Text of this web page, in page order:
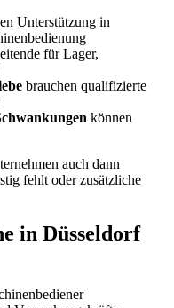
Unterstützung in
für Lager,
brauchen qualifizierte
können
auch dann
fehlt oder zusätzliche
in Düsseldorf